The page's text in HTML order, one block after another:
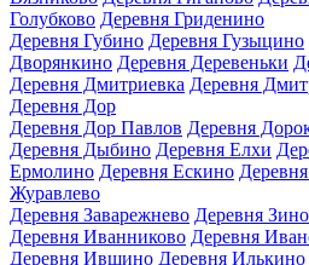
Голубково Деревня Гриденино
Деревня Губино Деревня Гузыцино
Дворянкино Деревня Деревеньки
Деревня Дмитриевка Деревня
Деревня Дор
Деревня Дор Павлов Деревня
Деревня Дыбино Деревня Елхи
Ермолино Деревня Ескино
Журавлево
Деревня Заварежнево Деревня
Деревня Иванниково Деревня
Деревня Ившино Деревня Илькино